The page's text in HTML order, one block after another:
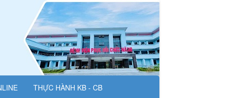
THỰC HÀNH KB - CB